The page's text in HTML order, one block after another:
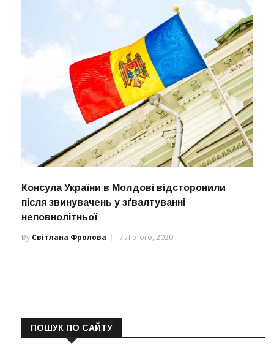
Консула України в Молдові відсторонили
після звинувачень у зґвалтуванні
неповнолітньої
By Світлана Фролова 7 Лютого, 2020
ПОШУК ПО САЙТУ